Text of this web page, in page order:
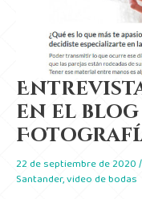
en el
22 de septiembre de 2020/
Santander,video de bodas